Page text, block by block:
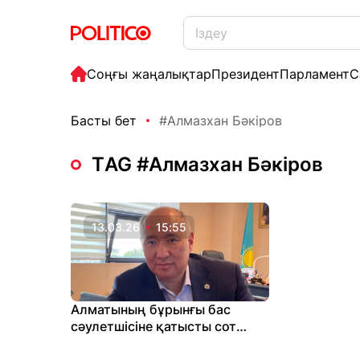
Соңғы жаңалықтарПрезидентПарламент
Басты бет #Алмазхан Бәкіров
ТAG #Алмазхан Бәкіров
13.03.26 15:55
Алматының бұрынғы бас
сәулетшісіне қатысты сот